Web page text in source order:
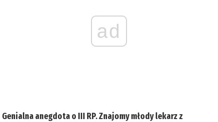
ad
Genialna anegdota o III RP. Znajomy młody lekarz z